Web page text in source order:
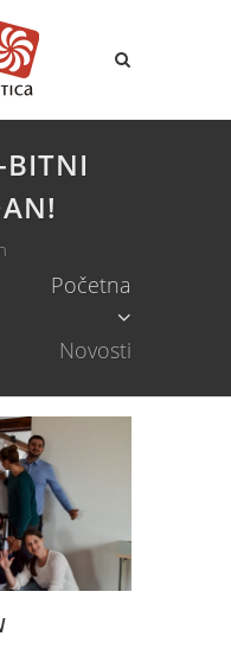
BITNI
Početna
Novosti